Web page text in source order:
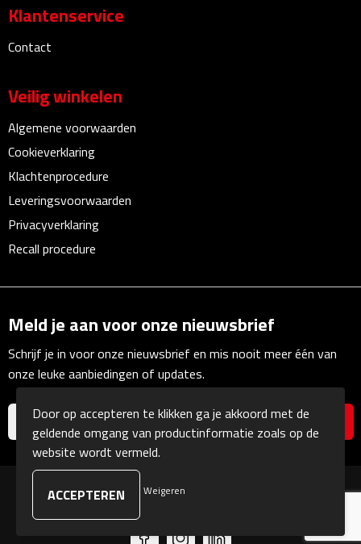
Opvouwbare drinkfles
Drinkflessen met karabijnhaak
Sportflessen
Thermosflessen
Waterflesjes
Waterflessen
Drinkglazen
Glazen & karaffen
Dubbelwandige glazen
Bierglazen
Champagneglazen
Cocktailglazen
Wijnglazen
Koffieglazen
Klantenservice
Contact
Veilig winkelen
Algemene voorwaarden
Cookieverklaring
Klachtenprocedure
Leveringsvoorwaarden
Privacyverklaring
Recall procedure
Meld je aan voor onze nieuwsbrief
Schrijf je in voor onze nieuwsbrief en mis nooit meer één van
onze leuke aanbiedingen of updates.
© Copyright Kranengeschenken 2026
Door op accepteren te klikken ga je akkoord met de
geldende omgang van productinformatie zoals op de
website wordt vermeld.
Weigeren